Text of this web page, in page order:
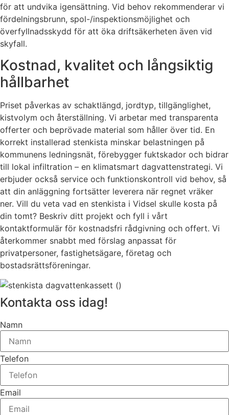
för att undvika igensättning. Vid behov rekommenderar vi
fördelningsbrunn, spol-/inspektionsmöjlighet och
överfyllnadsskydd för att öka driftsäkerheten även vid
skyfall.
Kostnad, kvalitet och långsiktig
hållbarhet
Priset påverkas av schaktlängd, jordtyp, tillgänglighet,
kistvolym och återställning. Vi arbetar med transparenta
offerter och beprövade material som håller över tid. En
korrekt installerad stenkista minskar belastningen på
kommunens ledningsnät, förebygger fuktskador och bidrar
till lokal infiltration – en klimatsmart dagvattenstrategi. Vi
erbjuder också service och funktionskontroll vid behov, så
att din anläggning fortsätter leverera när regnet vräker
ner. Vill du veta vad en stenkista i Vidsel skulle kosta på
din tomt? Beskriv ditt projekt och fyll i vårt
kontaktformulär för kostnadsfri rådgivning och offert. Vi
återkommer snabbt med förslag anpassat för
privatpersoner, fastighetsägare, företag och
bostadsrättsföreningar.
Kontakta oss idag!
Namn
Telefon
Email